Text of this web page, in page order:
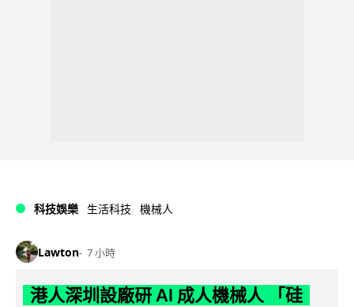
科技娛樂 生活科技 機械人
Lawton 7 小時
港人深圳設廠研 AI 成人機械人 「硅